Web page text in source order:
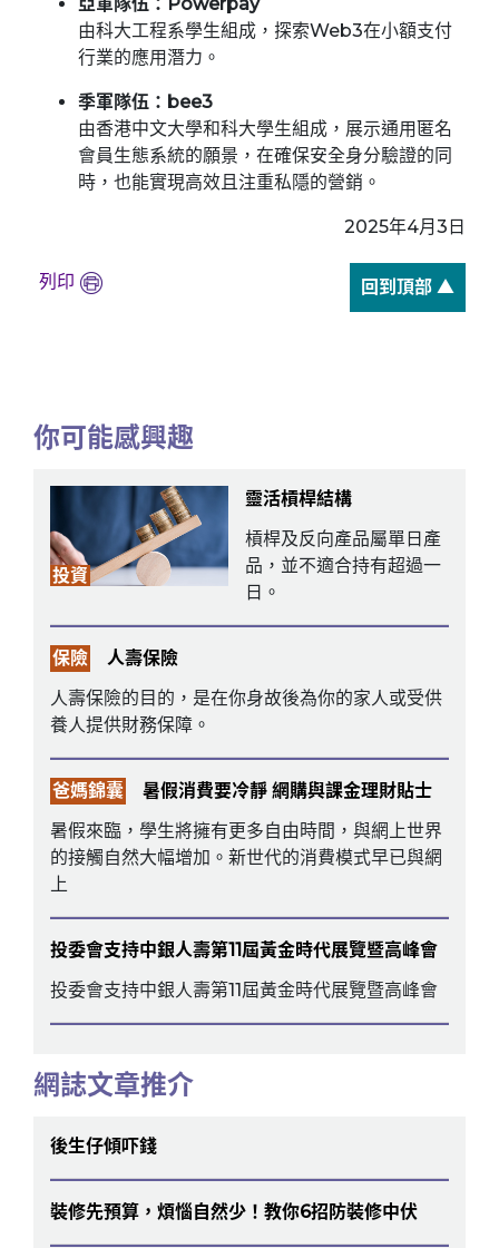
亞軍隊伍：Powerpay
由科大工程系學生組成，探索Web3在小額支付
行業的應用潛力。
季軍隊伍：bee3
由香港中文大學和科大學生組成，展示通用匿名
會員生態系統的願景，在確保安全身分驗證的同
時，也能實現高效且注重私隱的營銷。
2025年4月3日
列印 回到頂部 ▲
你可能感興趣
投資
靈活槓桿結構
槓桿及反向產品屬單日產
品，並不適合持有超過一
日。
保險
人壽保險
人壽保險的目的，是在你身故後為你的家人或受供
養人提供財務保障。
爸媽錦囊
暑假消費要冷靜 網購與課金理財貼士
暑假來臨，學生將擁有更多自由時間，與網上世界
的接觸自然大幅增加。新世代的消費模式早已與網
上
投委會支持中銀人壽第11屆黃金時代展覽暨高峰會
投委會支持中銀人壽第11屆黃金時代展覽暨高峰會
網誌文章推介
後生仔傾吓錢
裝修先預算，煩惱自然少！教你6招防裝修中伏